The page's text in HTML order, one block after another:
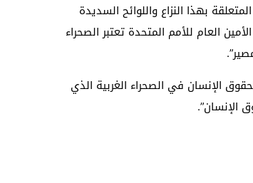
بهذا النزاع واللوائح السديدة
العام للأمم المتحدة تعتبر الصحراء
الإنسان في الصحراء الغربية الذي
الإنسان”.